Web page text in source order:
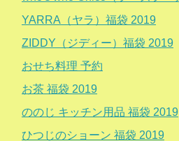
YARRA（ヤラ）福袋 2019
ZIDDY（ジディー）福袋 2019
おせち料理 予約
お茶 福袋 2019
ののじ キッチン用品 福袋 2019
ひつじのショーン 福袋 2019